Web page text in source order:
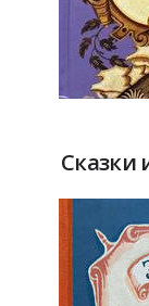
Сказки